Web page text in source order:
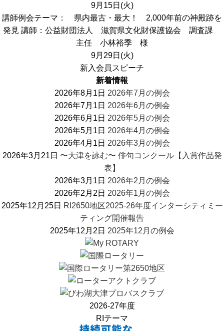
9月15日(火)
講師例会テーマ： 県内最古・最大！ 2,000年前の神殿跡を
発見 講師：公益財団法人 滋賀県文化財保護協会 調査課
主任 小林裕季 様
9月29日(火)
新入会員スピーチ
新着情報
2026年8月1日 2026年7月の例会
2026年7月1日 2026年6月の例会
2026年6月1日 2026年5月の例会
2026年5月1日 2026年4月の例会
2026年4月1日 2026年3月の例会
2026年3月21日 〜大津を詠む〜 俳句コンクール【入賞作品発
表】
2026年3月1日 2026年2月の例会
2026年2月2日 2026年1月の例会
2025年12月25日 RI2650地区2025-26年度インターシティミー
ティング開催報告
2025年12月2日 2025年12月の例会
2026-27年度
RIテーマ